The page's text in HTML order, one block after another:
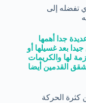
تفضله إلى
جدا أهمها
بعد غسيلها أو
لها والكريمات
القدمين أيضا
كثرة الحركة